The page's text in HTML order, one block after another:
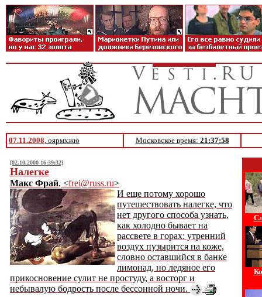
07.11.2008, оярмхжю Московское время: 21:37:58
[02.10.2000 16:39:32]
Налегке
Макс Фрай, <frei@russ.ru>
И еще потому хорошо
путешествовать налегке, что
нет другого способа узнать,
как холодно бывает на
рассвете в горах: утренний
воздух пузырится на коже,
словно оставшийся в банке
лимонад, но ледяное его
прикосновение сулит не простуду, а восторг и
небывалую бодрость после бессонной ночи.